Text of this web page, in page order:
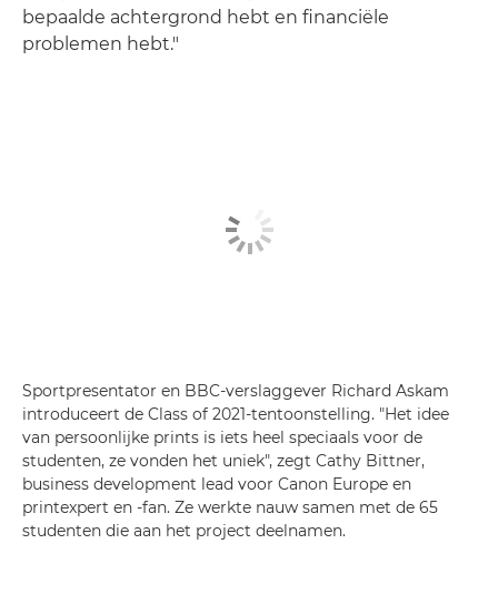
bepaalde achtergrond hebt en financiële
problemen hebt."
Sportpresentator en BBC-verslaggever Richard Askam
introduceert de Class of 2021-tentoonstelling. "Het idee
van persoonlijke prints is iets heel speciaals voor de
studenten, ze vonden het uniek", zegt Cathy Bittner,
business development lead voor Canon Europe en
printexpert en -fan. Ze werkte nauw samen met de 65
studenten die aan het project deelnamen.